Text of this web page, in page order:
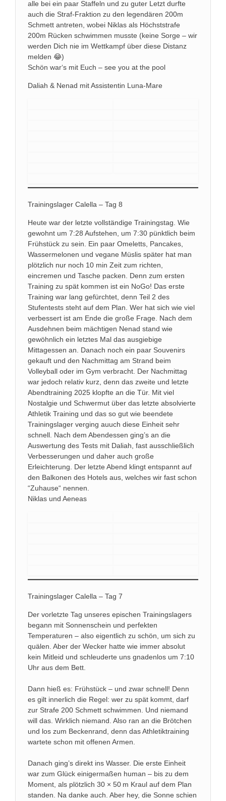
alle bei ein paar Staffeln und zu guter Letzt durfte
auch die Straf-Fraktion zu den legendären 200m
Schmett antreten, wobei Niklas als Höchststrafe
200m Rücken schwimmen musste (keine Sorge – wir
werden Dich nie im Wettkampf über diese Distanz
melden 😂)
Schön war‘s mit Euch – see you at the pool
Daliah & Nenad mit Assistentin Luna-Mare
Trainingslager Calella – Tag 8
Heute war der letzte vollständige Trainingstag. Wie
gewohnt um 7:28 Aufstehen, um 7:30 pünktlich beim
Frühstück zu sein. Ein paar Omeletts, Pancakes,
Wassermelonen und vegane Müslis später hat man
plötzlich nur noch 10 min Zeit zum richten,
eincremen und Tasche packen. Denn zum ersten
Training zu spät kommen ist ein NoGo! Das erste
Training war lang gefürchtet, denn Teil 2 des
Stufentests steht auf dem Plan. Wer hat sich wie viel
verbessert ist am Ende die große Frage. Nach dem
Ausdehnen beim mächtigen Nenad stand wie
gewöhnlich ein letztes Mal das ausgiebige
Mittagessen an. Danach noch ein paar Souvenirs
gekauft und den Nachmittag am Strand beim
Volleyball oder im Gym verbracht. Der Nachmittag
war jedoch relativ kurz, denn das zweite und letzte
Abendtraining 2025 klopfte an die Tür. Mit viel
Nostalgie und Schwermut über das letzte absolvierte
Athletik Training und das so gut wie beendete
Trainingslager verging auuch diese Einheit sehr
schnell. Nach dem Abendessen ging’s an die
Auswertung des Tests mit Daliah, fast ausschließlich
Verbesserungen und daher auch große
Erleichterung. Der letzte Abend klingt entspannt auf
den Balkonen des Hotels aus, welches wir fast schon
“Zuhause“ nennen.
Niklas und Aeneas
Trainingslager Calella – Tag 7
Der vorletzte Tag unseres epischen Trainingslagers
begann mit Sonnenschein und perfekten
Temperaturen – also eigentlich zu schön, um sich zu
quälen. Aber der Wecker hatte wie immer absolut
kein Mitleid und schleuderte uns gnadenlos um 7:10
Uhr aus dem Bett.
Dann hieß es: Frühstück – und zwar schnell! Denn
es gilt innerlich die Regel: wer zu spät kommt, darf
zur Strafe 200 Schmett schwimmen. Und niemand
will das. Wirklich niemand. Also ran an die Brötchen
und los zum Beckenrand, denn das Athletiktraining
wartete schon mit offenen Armen.
Danach ging’s direkt ins Wasser. Die erste Einheit
war zum Glück einigermaßen human – bis zu dem
Moment, als plötzlich 30 × 50 m Kraul auf dem Plan
standen. Na danke auch. Aber hey, die Sonne schien